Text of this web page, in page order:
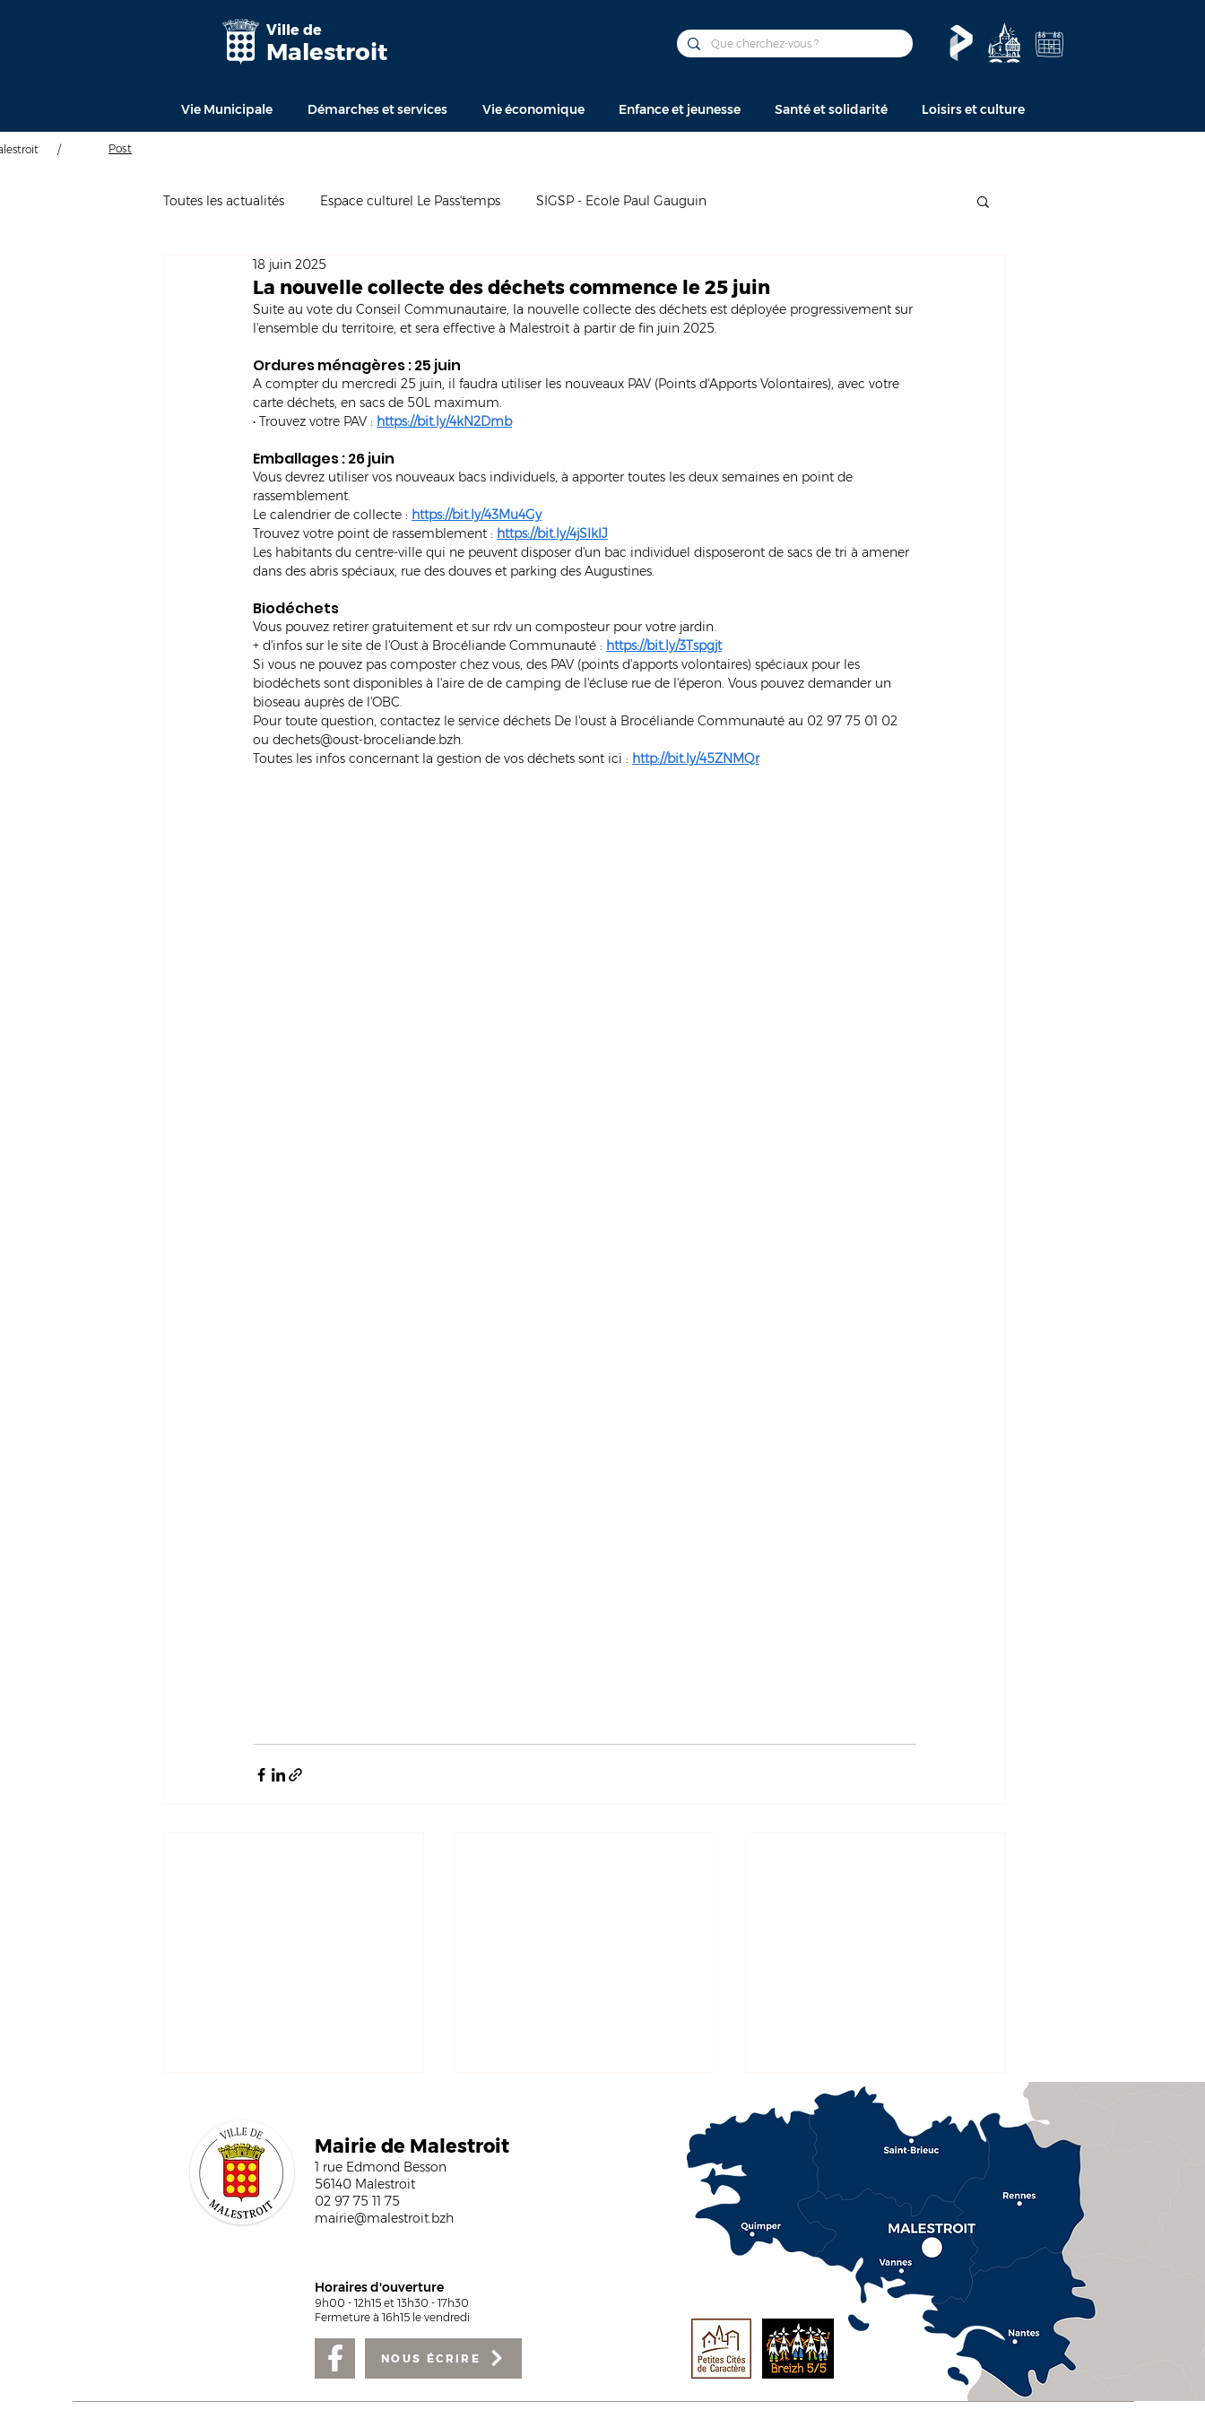
Ville de
Malestroit
Vie Municipale Démarches et services Vie économique Enfance et jeunesse Santé et solidarité Loisirs et culture
/ Post
Toutes les actualités Espace culturel Le Pass'temps SIGSP - Ecole Paul Gauguin
La nouvelle collecte des déchets commence le 25 juin
18 juin 2025
Suite au vote du Conseil Communautaire, la nouvelle collecte des déchets est déployée progressivement sur
l'ensemble du territoire, et sera effective à Malestroit à partir de fin juin 2025.
Ordures ménagères : 25 juin
A compter du mercredi 25 juin, il faudra utiliser les nouveaux PAV (Points d'Apports Volontaires), avec votre
carte déchets, en sacs de 50L maximum.
• Trouvez votre PAV : https://bit.ly/4kN2Dmb
Emballages : 26 juin
Vous devrez utiliser vos nouveaux bacs individuels, à apporter toutes les deux semaines en point de
rassemblement.
Le calendrier de collecte : https://bit.ly/43Mu4Gy
Trouvez votre point de rassemblement : https://bit.ly/4jSIklJ
Les habitants du centre-ville qui ne peuvent disposer d'un bac individuel disposeront de sacs de tri à amener
dans des abris spéciaux, rue des douves et parking des Augustines.
Biodéchets
Vous pouvez retirer gratuitement et sur rdv un composteur pour votre jardin.
+ d'infos sur le site de l'Oust à Brocéliande Communauté : https://bit.ly/3Tspgjt
Si vous ne pouvez pas composter chez vous, des PAV (points d'apports volontaires) spéciaux pour les
biodéchets sont disponibles à l'aire de de camping de l'écluse rue de l'éperon. Vous pouvez demander un
bioseau auprès de l'OBC.
Pour toute question, contactez le service déchets De l'oust à Brocéliande Communauté au 02 97 75 01 02
ou dechets@oust-broceliande.bzh.
Toutes les infos concernant la gestion de vos déchets sont ici : http://bit.ly/45ZNMQr
Rénovation de l'Hôtel de
Ville : le chantier se
Mairie de Malestroit
1 rue Edmond Besson
56140 Malestroit
02 97 75 11 75
mairie@malestroit.bzh
Horaires d'ouverture
9h00 - 12h15 et 13h30 - 17h30
Fermeture à 16h15 le vendredi
NOUS ÉCRIRE